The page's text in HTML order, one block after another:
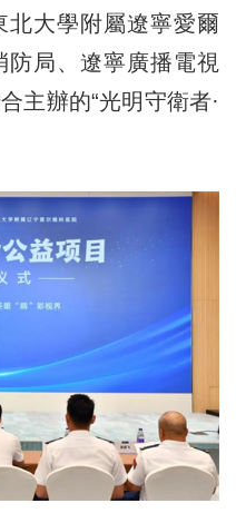
大學附屬遼寧愛爾
局、遼寧廣播電視
主辦的“光明守衛者·